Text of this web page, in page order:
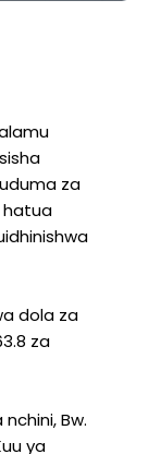
za
hatua
dola za
za
Bw.
ya